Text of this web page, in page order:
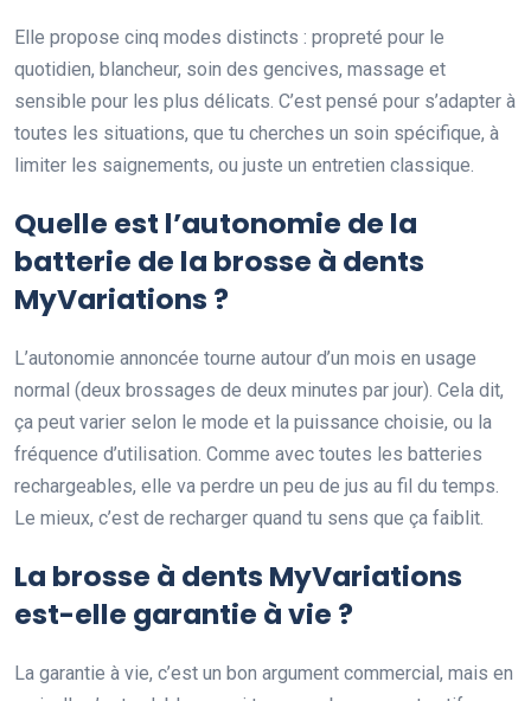
Elle propose cinq modes distincts : propreté pour le
quotidien, blancheur, soin des gencives, massage et
sensible pour les plus délicats. C’est pensé pour s’adapter à
toutes les situations, que tu cherches un soin spécifique, à
limiter les saignements, ou juste un entretien classique.
Quelle est l’autonomie de la
batterie de la brosse à dents
MyVariations ?
L’autonomie annoncée tourne autour d’un mois en usage
normal (deux brossages de deux minutes par jour). Cela dit,
ça peut varier selon le mode et la puissance choisie, ou la
fréquence d’utilisation. Comme avec toutes les batteries
rechargeables, elle va perdre un peu de jus au fil du temps.
Le mieux, c’est de recharger quand tu sens que ça faiblit.
La brosse à dents MyVariations
est-elle garantie à vie ?
La garantie à vie, c’est un bon argument commercial, mais en